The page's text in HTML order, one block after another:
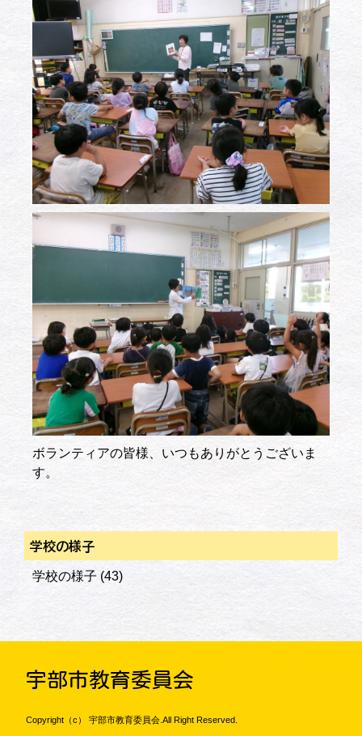
ボランティアの皆様、いつもありがとうございま
す。
学校の様子
学校の様子 (43)
宇部市教育委員会
Copyright（c） 宇部市教育委員会.All Right Reserved.